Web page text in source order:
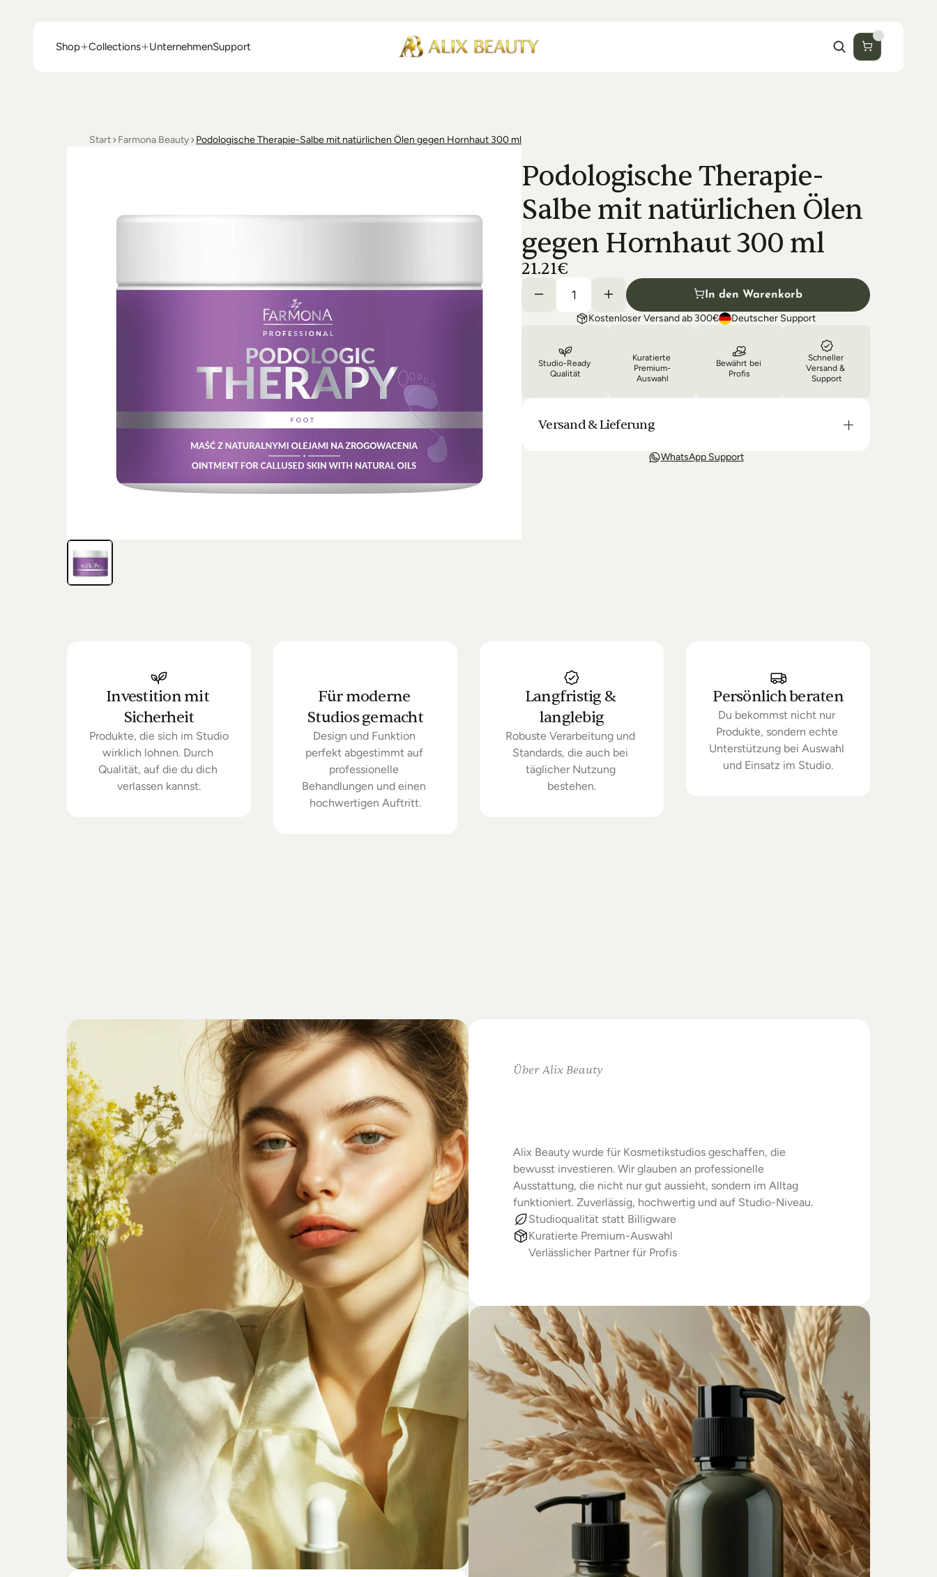
Shop
Collections
UnternehmenSupport
Start Farmona Beauty Podologische Therapie-Salbe mit natürlichen Ölen gegen Hornhaut 300 ml
Podologische Therapie-
Salbe mit natürlichen Ölen
gegen Hornhaut 300 ml
21.21€
In den Warenkorb
Kostenloser Versand ab 300€ Deutscher Support
Studio-Ready
Qualität
Kuratierte
Premium-
Auswahl
Bewährt bei
Profis
Schneller
Versand &
Support
Versand & Lieferung
Unsere Lieferung ist in der Regel in 3-8 Tagen bei Dir. Nach
Bestellung halten wir Sie über den Status Ihrer Bestellung auf dem
WhatsApp Support
Investition mit
Sicherheit
Produkte, die sich im Studio
wirklich lohnen. Durch
Qualität, auf die du dich
verlassen kannst.
Für moderne
Studios gemacht
Design und Funktion
perfekt abgestimmt auf
professionelle
Behandlungen und einen
hochwertigen Auftritt.
Langfristig &
langlebig
Robuste Verarbeitung und
Standards, die auch bei
täglicher Nutzung
bestehen.
Persönlich beraten
Du bekommst nicht nur
Produkte, sondern echte
Unterstützung bei Auswahl
und Einsatz im Studio.
Über Alix Beauty
Alix Beauty wurde für Kosmetikstudios geschaffen, die
bewusst investieren. Wir glauben an professionelle
Ausstattung, die nicht nur gut aussieht, sondern im Alltag
funktioniert. Zuverlässig, hochwertig und auf Studio-Niveau.
Studioqualität statt Billigware
Kuratierte Premium-Auswahl
Verlässlicher Partner für Profis